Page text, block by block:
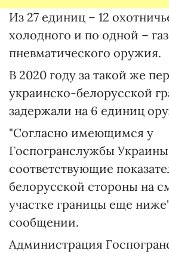
Из 27 единиц – 12
холодного и по одной –
пневматического оружия.
В 2020 году за такой же
украинско-белорусской
задержали на 6 единиц
"Согласно имеющимся у
Госпогранслужбы
соответствующие
белорусской стороны на
участке границы еще
сообщении.
Администрация